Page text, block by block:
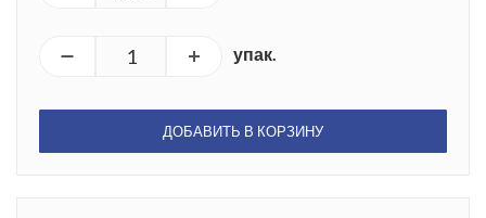
упак.
ДОБАВИТЬ В КОРЗИНУ